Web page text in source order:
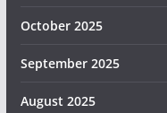
October 2025
September 2025
August 2025